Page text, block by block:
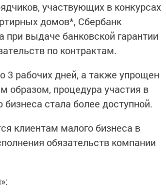
участвующих в конкурсах
домов*, Сбербанк
при выдаче банковской гарантии
по контрактам.
3 рабочих дней, а также упрощен
образом, процедура участия в
стала более доступной.
клиентам малого бизнеса в
обязательств компании